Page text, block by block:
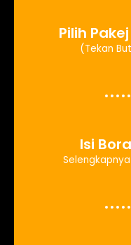
Pilih
(Tekan
Isi